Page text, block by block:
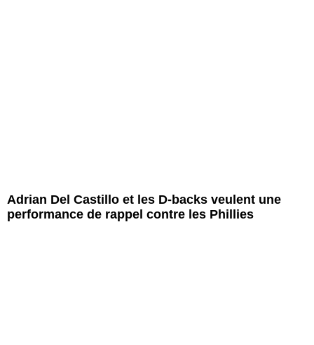
Adrian Del Castillo et les D-backs veulent une
performance de rappel contre les Phillies